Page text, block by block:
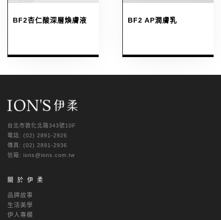
BF2杏仁酸深層煥膚液 BF2 AP潤膚乳
台北市敦化北路343號10F
電話: (02) 2891-2926
傳真: (02) 2891-2936
信箱: ions@ions.com.tw
關於伊柔
品牌故事
生活美學
伊人專欄